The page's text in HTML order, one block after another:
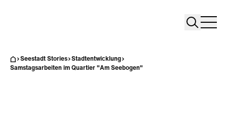
Search
Seestadt Stories
Stadtentwicklung
Samstagsarbeiten im Quartier "Am Seebogen"